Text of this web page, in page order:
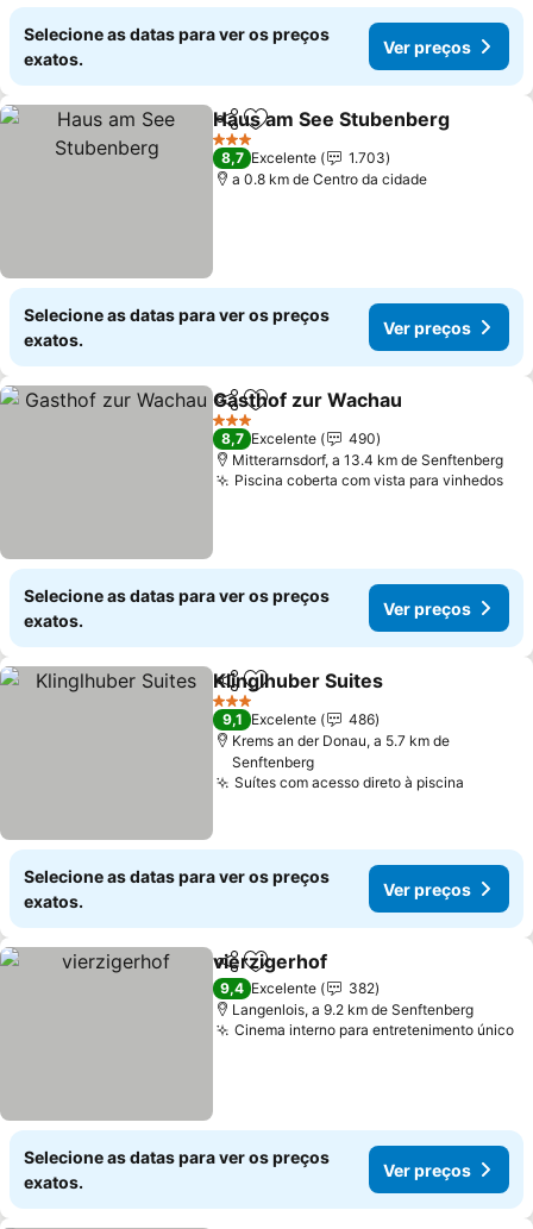
Selecione as datas para ver os preços
exatos.
Ver preços
PartilharAdicionar aos favoritos
Haus am See Stubenberg
3 Estrelas
8,7 Excelente
1.703
a 0.8 km de Centro da cidade
Selecione as datas para ver os preços
exatos.
Ver preços
PartilharAdicionar aos favoritos
Gasthof zur Wachau
3 Estrelas
8,7 Excelente
490
Mitterarnsdorf, a 13.4 km de Senftenberg
Piscina coberta com vista para vinhedos
Selecione as datas para ver os preços
exatos.
Ver preços
PartilharAdicionar aos favoritos
Klinglhuber Suites
3 Estrelas
9,1 Excelente
486
Krems an der Donau, a 5.7 km de
Senftenberg
Suítes com acesso direto à piscina
Selecione as datas para ver os preços
exatos.
Ver preços
PartilharAdicionar aos favoritos
vierzigerhof
9,4 Excelente
382
Langenlois, a 9.2 km de Senftenberg
Cinema interno para entretenimento único
Selecione as datas para ver os preços
exatos.
Ver preços